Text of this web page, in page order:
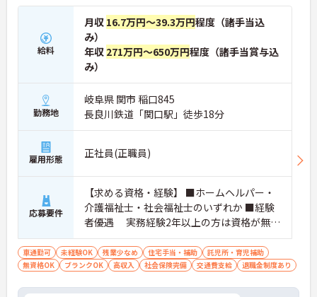
給料
月収 16.7万円～39.3万円程度（諸手当込
み）
年収 271万円～650万円程度（諸手当賞与込
み）
勤務地
岐阜県 関市 稲口845
長良川鉄道「関口駅」徒歩18分
雇用形態 正社員(正職員)
応募要件
【求める資格・経験】 ■ホームヘルパー・
介護福祉士・社会福祉士のいずれか ■経験
者優遇 実務経験2年以上の方は資格が無く
ても応募可能 ■不問
車通勤可 未経験OK 残業少なめ 住宅手当・補助
託児所・育児補助
無資格OK
ブランクOK 高収入 社会保険完備 交通費支給 退職金制度あり